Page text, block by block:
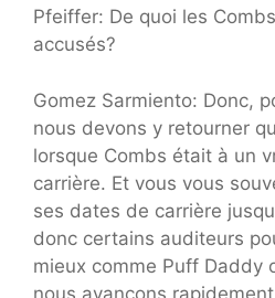
Pfeiffer: De quoi les
accusés?
Gomez Sarmiento: Donc,
nous devons y retourner
lorsque Combs était à un
carrière. Et vous vous
ses dates de carrière
donc certains auditeurs
mieux comme Puff Daddy
nous avançons